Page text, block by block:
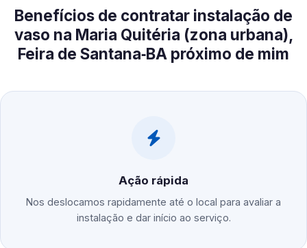
Benefícios de contratar instalação de
vaso na Maria Quitéria (zona urbana),
Feira de Santana‑BA próximo de mim
Ação rápida
Nos deslocamos rapidamente até o local para avaliar a
instalação e dar início ao serviço.